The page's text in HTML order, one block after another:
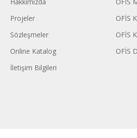
Projeler
Sözleşmeler
Online Katalog
İletişim Bilgileri
OFİS
OFİS
OFİS